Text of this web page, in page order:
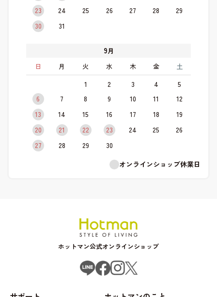
23
24 25 26 27 28
29
30
31
9月
日
月 火 水 木 金 土
1 2 3 4
5
6
7 8 9 10 11
12
13
14 15 16 17 18
19
20
21 22 23 24 25
26
27
28 29
30
オンラインショップ休業日
ホットマン公式オンラインショップ